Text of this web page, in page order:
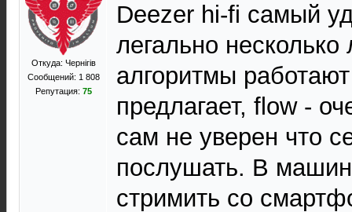
Откуда: Чернігів
Сообщений: 1 808
Репутация: 75
Deezer hi-fi самый
легально несколько
алгоритмы
предлагает, flow -
сам не уверен что
послушать. В
стримить со